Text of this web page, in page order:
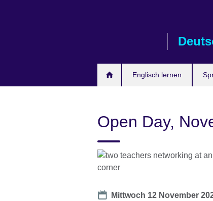
Englisch lernen
Open Day,
Date
Mittwoch 12 November